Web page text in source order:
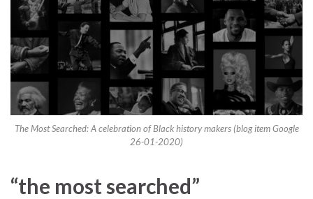
The Most Searched: A celebration of Black history makers (blog item Google
26-01-2020)
“the most searched”